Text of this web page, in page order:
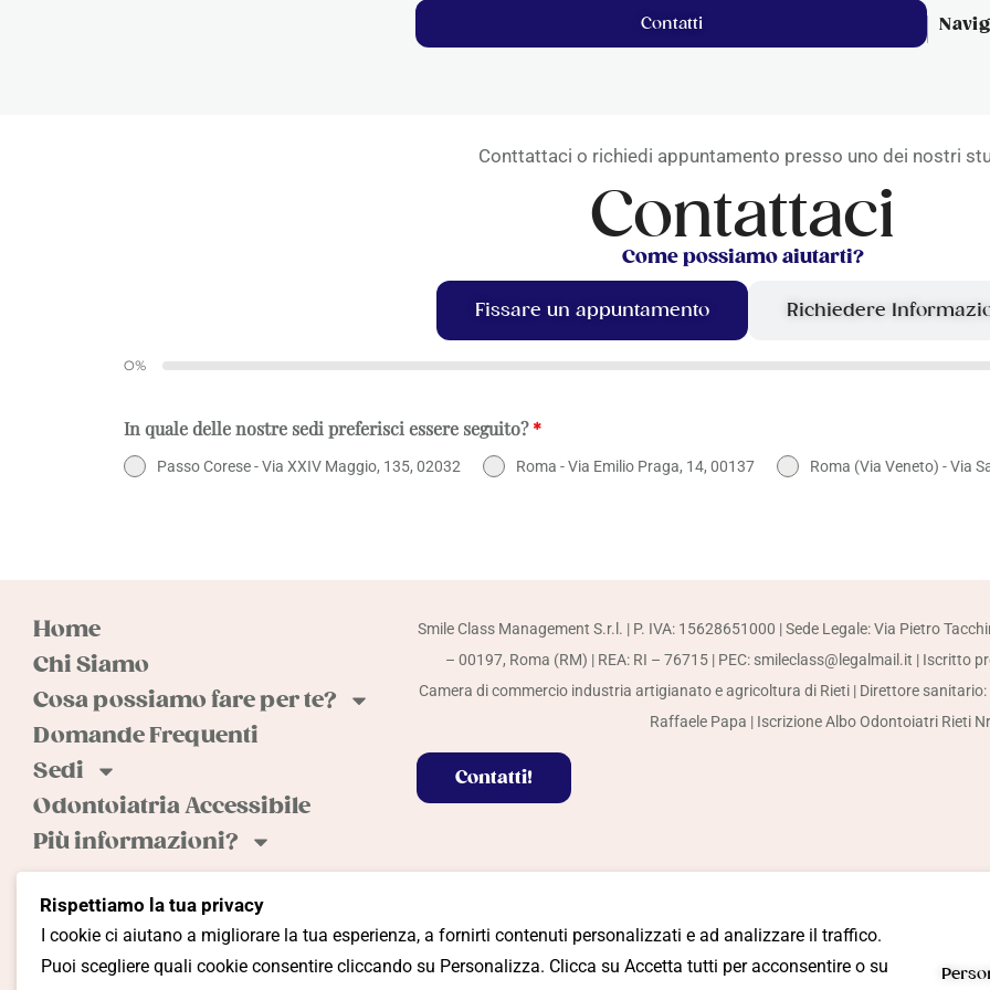
Contatti
Conttattaci o richiedi appuntamento presso uno dei nostri
Contattaci
Come possiamo aiutarti?
Fissare un appuntamento Richiedere
0%
In quale delle nostre sedi preferisci essere seguito?*
Passo Corese - Via XXIV Maggio, 135, 02032 Roma - Via Emilio Praga, 14, 00137 Roma (Via Veneto) - Via
Home
Chi Siamo
Cosa possiamo fare per te?
Domande Frequenti
Sedi
Odontoiatria Accessibile
Più informazioni?
Smile Class Management S.r.l. | P. IVA: 15628651000 | Sede Legale: Via Pietro
– 00197, Roma (RM) | REA: RI – 76715 | PEC: smileclass@legalmail.it | Iscritto
Camera di commercio industria artigianato e agricoltura di Rieti | Direttore
Raffaele Papa | Iscrizione Albo Odontoiatri Rieti
Contatti!
Cookie Policy Privacy Policy Termini e Condizioni
Rispettiamo la tua privacy
I cookie ci aiutano a migliorare la tua esperienza, a fornirti contenuti personalizzati e ad analizzare il traffico.
Puoi scegliere quali cookie consentire cliccando su Personalizza. Clicca su Accetta tutti per acconsentire o su